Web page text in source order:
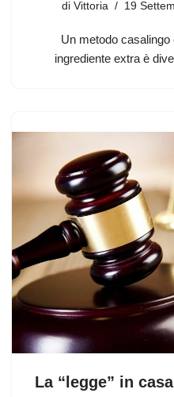
di Vittoria 19
Un metodo
ingrediente extra è
La “legge” in